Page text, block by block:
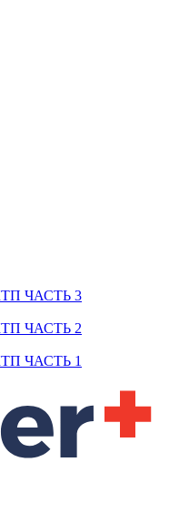
КТП ЧАСТЬ 3
ЧАСТЬ 2
ЧАСТЬ 1